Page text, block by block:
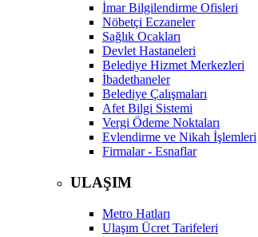
İmar Bilgilendirme Ofisleri
Nöbetçi Eczaneler
Sağlık Ocakları
Devlet Hastaneleri
Belediye Hizmet Merkezleri
İbadethaneler
Belediye Çalışmaları
Afet Bilgi Sistemi
Vergi Ödeme Noktaları
Evlendirme ve Nikah İşlemleri
Firmalar - Esnaflar
ULAŞIM
Metro Hatları
Ulaşım Ücret Tarifeleri